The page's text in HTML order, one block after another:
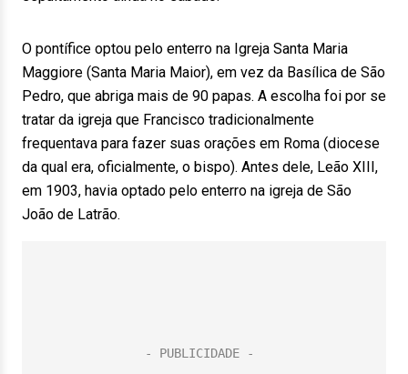
O pontífice optou pelo enterro na Igreja Santa Maria
Maggiore (Santa Maria Maior), em vez da Basílica de São
Pedro, que abriga mais de 90 papas. A escolha foi por se
tratar da igreja que Francisco tradicionalmente
frequentava para fazer suas orações em Roma (diocese
da qual era, oficialmente, o bispo). Antes dele, Leão XIII,
em 1903, havia optado pelo enterro na igreja de São
João de Latrão.